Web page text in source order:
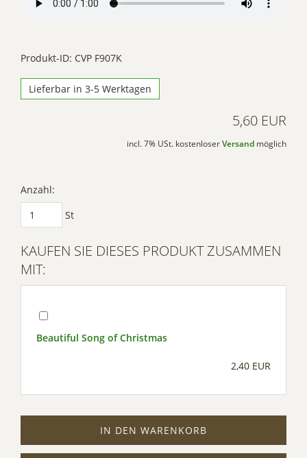
Produkt-ID: CVP F907K
Lieferbar in 3-5 Werktagen
5,60 EUR
incl. 7% USt. kostenloser Versand möglich
Anzahl:
St
KAUFEN SIE DIESES PRODUKT ZUSAMMEN
MIT:
Beautiful Song of Christmas
2,40 EUR
IN DEN WARENKORB